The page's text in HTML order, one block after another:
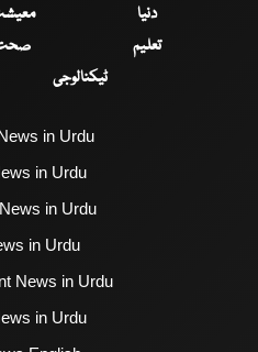
دنیا
تعلیم
ٹیکنالوجی
in Urdu
in Urdu
in Urdu
in Urdu
News in Urdu
in Urdu